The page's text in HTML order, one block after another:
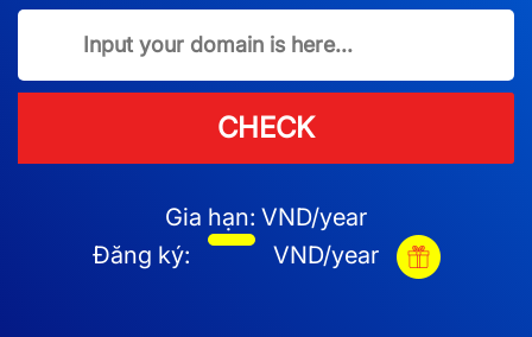
CHECK
Gia hạn: VND/year
Đăng ký:
VND/year